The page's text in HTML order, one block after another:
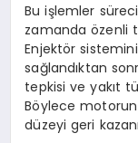
Bu işlemler
zamanda özenli
Enjektör
sağlandıktan
tepkisi ve yakıt
Böylece
düzeyi geri